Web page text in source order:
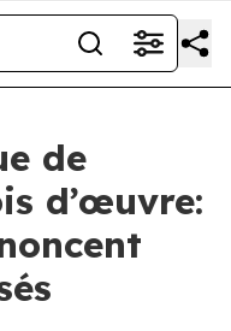
de
d’œuvre: